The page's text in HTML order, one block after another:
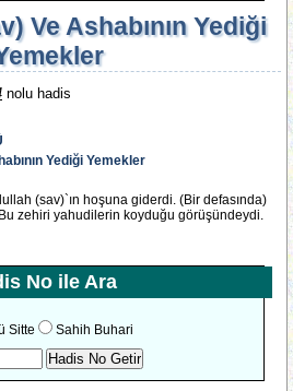
Ve Ashabının Yediği
nolu hadis
Yediği Yemekler
(sav)`ın hoşuna giderdi. (Bir defasında)
zehiri yahudilerin koyduğu görüşündeydi.
No ile Ara
Sitte Sahih Buhari